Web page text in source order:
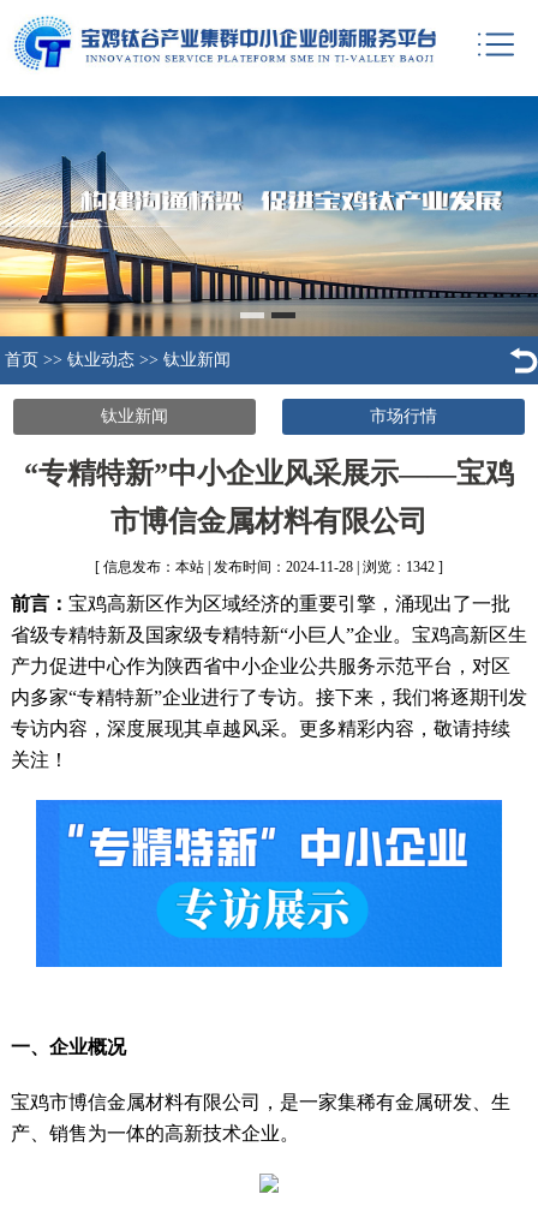
首页 >> 钛业动态 >> 钛业新闻
钛业新闻 市场行情
“专精特新”中小企业风采展示——宝鸡
市博信金属材料有限公司
[ 信息发布：本站 | 发布时间：2024-11-28 | 浏览：1342 ]
前言： 宝鸡高新区作为区域经济的重要引擎，涌现出了一批
省级专精特新及国家级专精特新“小巨人”企业。宝鸡高新区生
产力促进中心作为陕西省中小企业公共服务示范平台，对区
内多家“专精特新”企业进行了专访。接下来，我们将逐期刊发
专访内容，深度展现其卓越风采。更多精彩内容，敬请持续
关注！
一、企业概况
宝鸡市博信金属材料有限公司，是一家集稀有金属研发、生
产、销售为一体的高新技术企业。